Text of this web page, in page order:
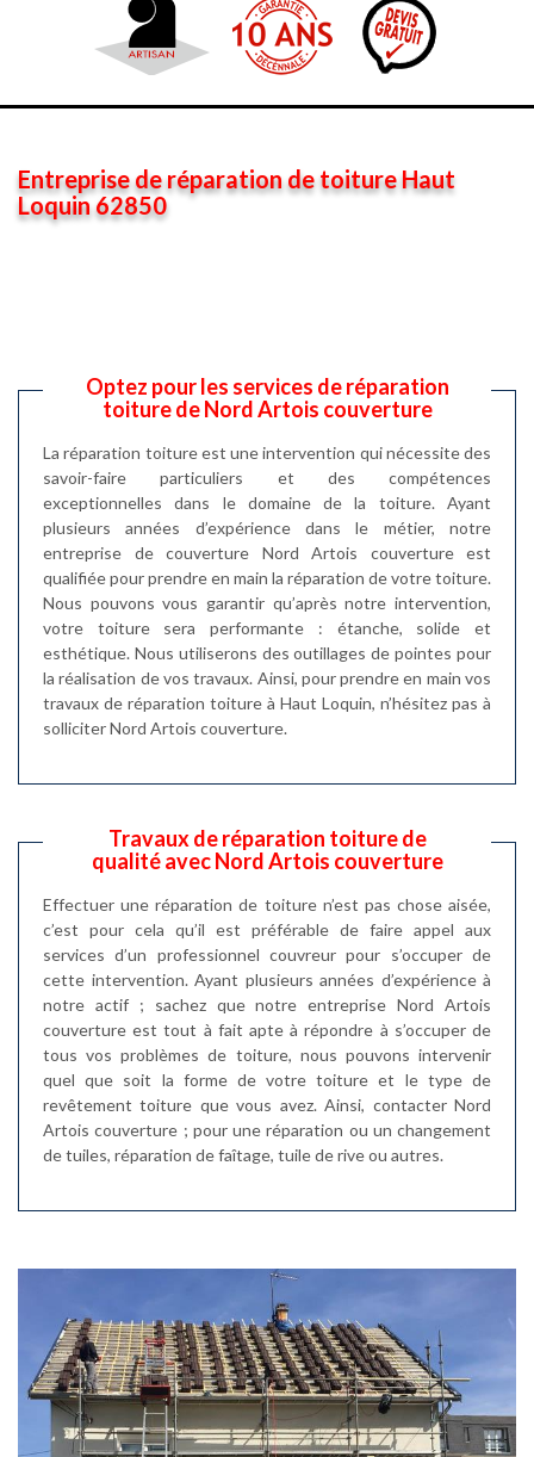
Entreprise de réparation de toiture Haut
Loquin 62850
Optez pour les services de réparation
toiture de Nord Artois couverture
La réparation toiture est une intervention qui nécessite des
savoir-faire particuliers et des compétences
exceptionnelles dans le domaine de la toiture. Ayant
plusieurs années d’expérience dans le métier, notre
entreprise de couverture Nord Artois couverture est
qualifiée pour prendre en main la réparation de votre toiture.
Nous pouvons vous garantir qu’après notre intervention,
votre toiture sera performante : étanche, solide et
esthétique. Nous utiliserons des outillages de pointes pour
la réalisation de vos travaux. Ainsi, pour prendre en main vos
travaux de réparation toiture à Haut Loquin, n’hésitez pas à
solliciter Nord Artois couverture.
Travaux de réparation toiture de
qualité avec Nord Artois couverture
Effectuer une réparation de toiture n’est pas chose aisée,
c’est pour cela qu’il est préférable de faire appel aux
services d’un professionnel couvreur pour s’occuper de
cette intervention. Ayant plusieurs années d’expérience à
notre actif ; sachez que notre entreprise Nord Artois
couverture est tout à fait apte à répondre à s’occuper de
tous vos problèmes de toiture, nous pouvons intervenir
quel que soit la forme de votre toiture et le type de
revêtement toiture que vous avez. Ainsi, contacter Nord
Artois couverture ; pour une réparation ou un changement
de tuiles, réparation de faîtage, tuile de rive ou autres.